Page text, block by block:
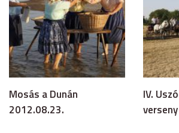
Mosás a Dunán
2012.08.23.
IV.